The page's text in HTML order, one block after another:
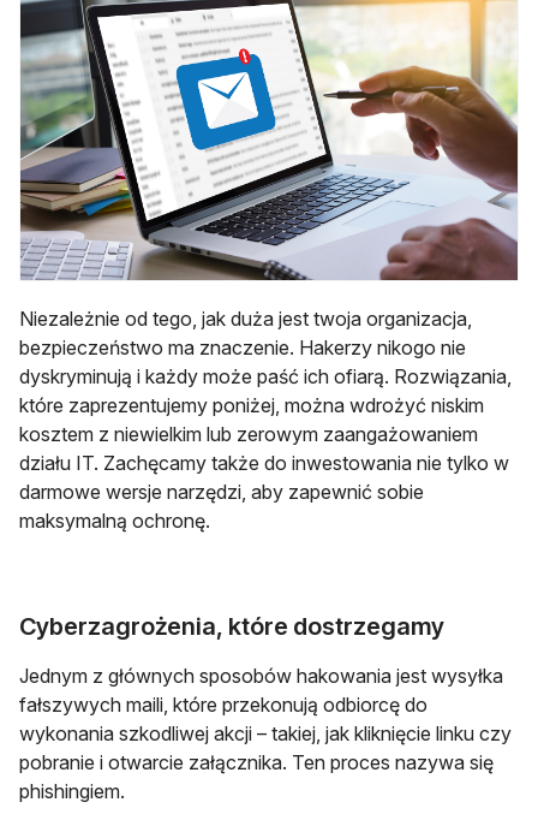
Niezależnie od tego, jak duża jest twoja organizacja,
bezpieczeństwo ma znaczenie. Hakerzy nikogo nie
dyskryminują i każdy może paść ich ofiarą. Rozwiązania,
które zaprezentujemy poniżej, można wdrożyć niskim
kosztem z niewielkim lub zerowym zaangażowaniem
działu IT. Zachęcamy także do inwestowania nie tylko w
darmowe wersje narzędzi, aby zapewnić sobie
maksymalną ochronę.
Cyberzagrożenia, które dostrzegamy
Jednym z głównych sposobów hakowania jest wysyłka
fałszywych maili, które przekonują odbiorcę do
wykonania szkodliwej akcji – takiej, jak kliknięcie linku czy
pobranie i otwarcie załącznika. Ten proces nazywa się
phishingiem.